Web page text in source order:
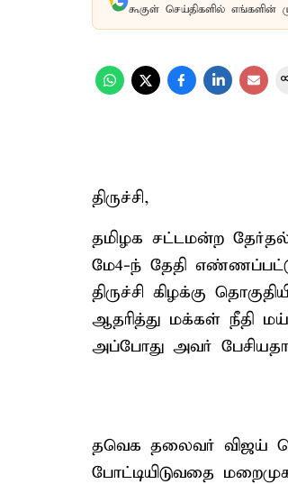
கூகுள் செய்திகளில் எங்களின்
திருச்சி,
தமிழக சட்டமன்ற தேர்தல்
மே4-ந் தேதி
திருச்சி கிழக்கு
ஆதரித்து மக்கள் நீதி
அப்போது அவர்
தவெக தலைவர் விஜய்
போட்டியிடுவதை